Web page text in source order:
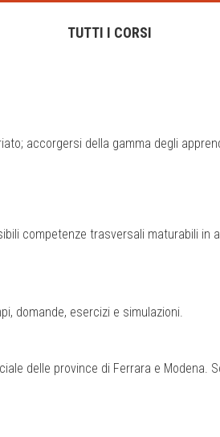
TUTTI I CORSI
accorgersi della gamma degli
competenze trasversali maturabili in
domande, esercizi e simulazioni.
delle province di Ferrara e Modena.